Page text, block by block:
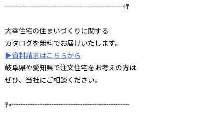
┈┈┈┈┈┈┈┈┈┈┈┈┈┈┈┈┈𖥧𖤣
大幸住宅の住まいづくりに関する
カタログを無料でお届けいたします。
▶資料請求はこちらから
岐阜県や愛知県で注文住宅をお考えの方は
ぜひ、当社にご相談ください。
𖤣𖥧┈┈┈┈┈┈┈┈┈┈┈┈┈┈┈┈┈